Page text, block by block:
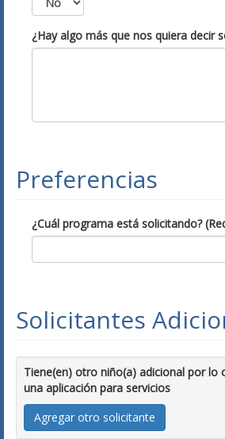
¿Hay algo más que nos quiera decir
Preferencias
¿Cuál programa está solicitando?
Solicitantes
Tiene(en) otro niño(a) adicional por lo
una aplicación para servicios
Agregar otro solicitante